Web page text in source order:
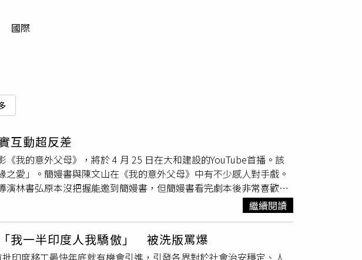
國際
互動超反差
我的意外父母》，將於 4 月 25 日在大和建設的YouTube首播。該
愛」。簡嫚書與陳文山在《我的意外父母》中有不少感人對手戲。
演林書弘原本沒把握能邀到簡嫚書，但簡嫚書看完劇本後非常喜歡，
玫演對手戲，劇中兩人飾演她的父母。她表示：「有一種很奇妙的
起就像一家人；潔玫姊很貼心，殺青當天還特別早起做點心送給大
想到私底下像鄰家女孩般平易近人，且對演藝產業有深刻見解、言
繼續閱讀
我一半印度人我驕傲」 被洗版罵爆